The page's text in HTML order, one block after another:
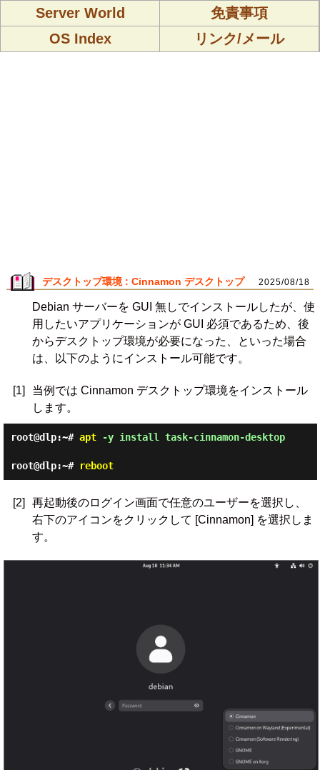
Server World
免責事項
OS Index
リンク/メール
デスクトップ環境 : Cinnamon デスクトップ 2025/08/18
Debian サーバーを GUI 無しでインストールしたが、使
用したいアプリケーションが GUI 必須であるため、後
からデスクトップ環境が必要になった、といった場合
は、以下のようにインストール可能です。
[1]
当例では Cinnamon デスクトップ環境をインストール
します。
root@dlp:~# apt-y install task-cinnamon-desktop
root@dlp:~# reboot
[2]
再起動後のログイン画面で任意のユーザーを選択し、
右下のアイコンをクリックして [Cinnamon] を選択しま
す。